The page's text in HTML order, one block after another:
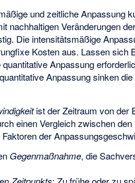
und zeitliche Anpassung
nachhaltigen Veränderungen der
Die intensitätsmäßige
Kostenaus. Lassen sich
Anpassung
Anpassung sinken
ist der Zeitraum von der
einen Vergleich zwischen den
der
Gegenmaßnahme, die